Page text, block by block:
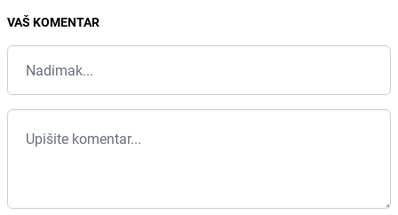
VAŠ KOMENTAR